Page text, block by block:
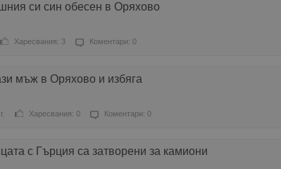
си син обесен в Оряхово
Харесвания: 3 Коментари: 0
мъж в Оряхово и избяга
Харесвания: 0 Коментари: 0
с Гърция са затворени за камиони